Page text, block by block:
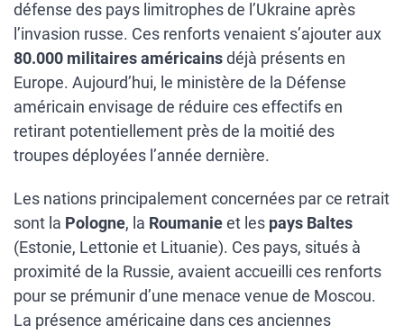
défense des pays limitrophes de l’Ukraine après
l’invasion russe. Ces renforts venaient s’ajouter aux
80.000 militaires américainsdéjà présents en
Europe. Aujourd’hui, le ministère de la Défense
américain envisage de réduire ces effectifs en
retirant potentiellement près de la moitié des
troupes déployées l’année dernière.
Les nations principalement concernées par ce retrait
sont la Pologne, la Roumanieet les pays Baltes
(Estonie, Lettonie et Lituanie). Ces pays, situés à
proximité de la Russie, avaient accueilli ces renforts
pour se prémunir d’une menace venue de Moscou.
La présence américaine dans ces anciennes